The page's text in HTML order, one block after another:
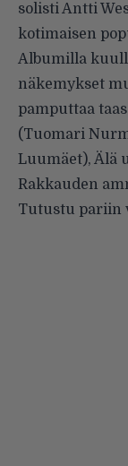
solisti Antti
kotimaisen
Albumilla
näkemykset
pamputtaa
(Tuomari
Luumäet), Älä
Rakkauden
Tutustu pariin